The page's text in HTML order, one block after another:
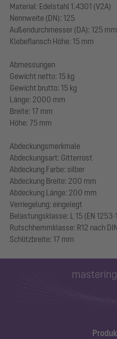
Material: Edelstahl 1.4301 (V2A)
Nennweite (DN): 125
Außendurchmesser (DA): 125 mm
Klebeflansch Höhe: 15 mm
Abmessungen
Gewicht netto: 15 kg
Gewicht brutto: 15 kg
Länge: 2000 mm
Breite: 17 mm
Höhe: 75 mm
Abdeckungsmerkmale
Abdeckungsart: Gitterrost
Abdeckung Farbe: silber
Abdeckung Breite: 200 mm
Abdeckung Länge: 200 mm
Verriegelung: eingelegt
Belastungsklasse: L 15 (EN 1253-
Rutschhemmklasse: R12 nach